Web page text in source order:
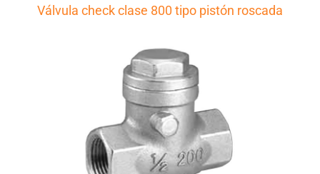
Válvula check clase 800 tipo pistón roscada